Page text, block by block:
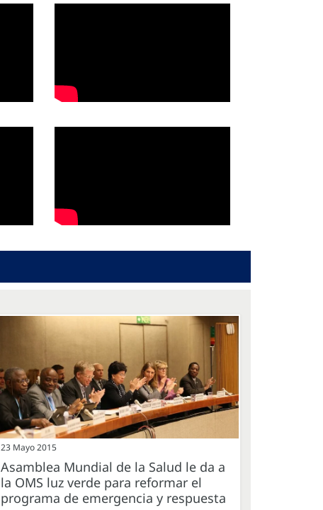
23 Mayo 2015
Asamblea Mundial de la Salud le da a
la OMS luz verde para reformar el
programa de emergencia y respuesta